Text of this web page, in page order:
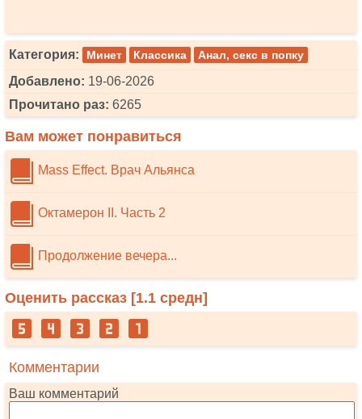
Категория: Минет Классика Анал, секс в попку
Добавлено: 19-06-2026
Прочитано раз: 6265
Вам может понравиться
Mass Effect. Врач Альянса
Октамерон II. Часть 2
Продолжениe вечера...
Оценить рассказ [1.1 средн]
Комментарии
Ваш комментарий